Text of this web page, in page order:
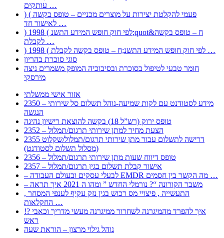
עותקים …
) ( פעמי להקלטת יצירות על מוצרים מכניים – טופס בקשה
לאישור חד …
) 1998 ( לפי חוק חופש המידע התשנ;quot&ח – טופס בקשה
לקבלת …
) 1998 ( לפי חוק חופש המידע התשנ;ח – טופס בקשה לקבלת …
סוגי סוכרת בהריון
חומר טבעי לטיפול בסוכרת ובסיבוכיה המופק משמרים ניצה
מירסקי
אזור אישי ממשלתי
2350 – מידע לסטודנט עם לקות שמיעה-נוהל תשלום סל שירותי
הנגשה
טופס ירוק (רש”ל 18) בקשה להוצאת רישיון נהיגה
2352 – הצעת מחיר למתן שירותי תרגום/תמלול
2355 דרישה לתשלום עבור מתן שירותי תרגום/תמלול/שקלוט
(מסלול תשלום לסטודנט)
2356 – טופס דיווח שעות מתן שירותי תרגום/תמלול
2357 – אישור קבלת תשלום בגין תרגום/תמלול
– לבעלי עסקים ובעולם העבודה EMDR מה הקשר בין חסמים …
– משבר הקורונה “? נורמלי החדש ” ומהו ה 2021 איך תראה
, התעשייה , פיצויי מס רכוש בגין נזק עקיף לענפי המסחר
החקלאות …
!? איך להפרד מהמיגרנה לשחרור ממיגרנה מעשי מדריך וכאבי
ראש
נוהל גילוי מרצון – הוראת שעה